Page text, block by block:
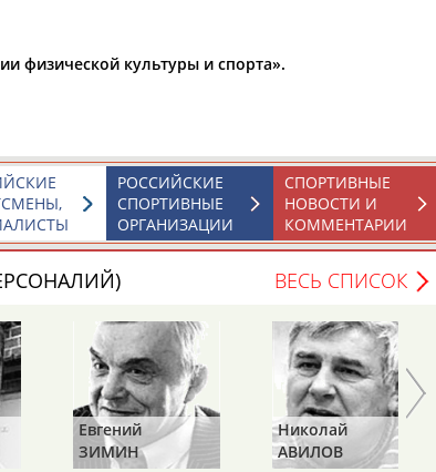
физической культуры и спорта».
СПОРТИВНЫЕ
НОВОСТИ И
КОММЕНТАРИИ
РОССИЙСКИЕ
СПОРТИВНЫЕ
ОРГАНИЗАЦИИ
ВЕСЬ СПИСОК
Евгений
ЗИМИН
Николай
АВИЛОВ